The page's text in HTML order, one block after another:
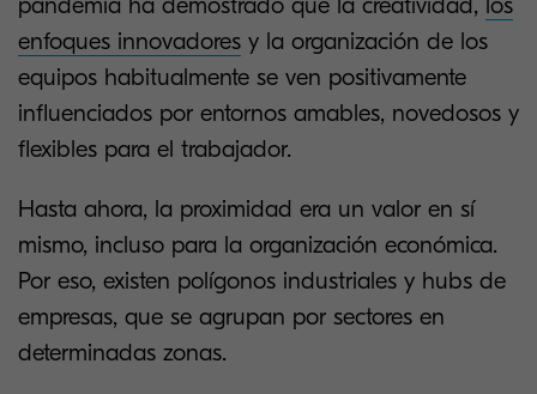
enfoques innovadores y la organización de los
equipos habitualmente se ven positivamente
influenciados por entornos amables, novedosos y
flexibles para el trabajador.
Hasta ahora, la proximidad era un valor en sí
mismo, incluso para la organización económica.
Por eso, existen polígonos industriales y hubs de
empresas, que se agrupan por sectores en
determinadas zonas.